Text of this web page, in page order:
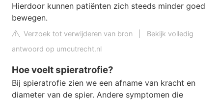
Hierdoor kunnen patiënten zich steeds minder goed
bewegen.
Verzoek tot verwijderen van bron
Bekijk volledig
antwoord op umcutrecht.nl
Hoe voelt spieratrofie?
Bij spieratrofie zien we een afname van kracht en
diameter van de spier. Andere symptomen die